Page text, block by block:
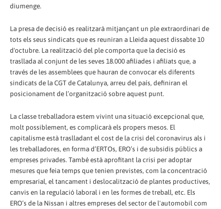
diumenge.
La presa de decisió es realitzarà mitjançant un ple extraordinari de
tots els seus sindicats que es reuniran a Lleida aquest dissabte 10
d'octubre. La realització del ple comporta que la decisió es
trasllada al conjunt de les seves 18.000 afiliades i afiliats que, a
través de les assemblees que hauran de convocar els diferents
sindicats de la CGT de Catalunya, arreu del país, definiran el
posicionament de l’organització sobre aquest punt.
La classe treballadora estem vivint una situació excepcional que,
molt possiblement, es complicarà els propers mesos. El
capitalisme està traslladant el cost de la crisi del coronavirus als i
les treballadores, en forma d’ERTOs, ERO’s i de subsidis públics a
empreses privades. També està aprofitant la crisi per adoptar
mesures que feia temps que tenien previstes, com la concentració
empresarial, el tancament i deslocalització de plantes productives,
canvis en la regulació laboral i en les formes de treball, etc. Els
ERO’s de la Nissan i altres empreses del sector de l'automobil com